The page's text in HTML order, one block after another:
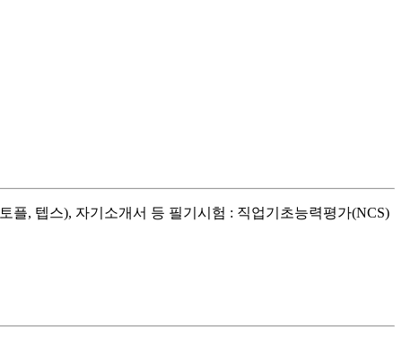
플, 텝스), 자기소개서 등 필기시험 : 직업기초능력평가(NCS)